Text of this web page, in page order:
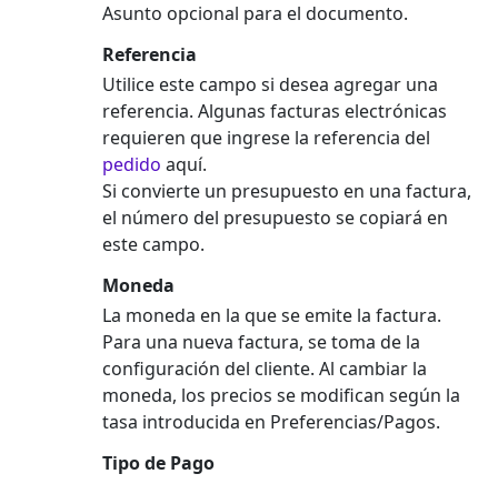
Asunto opcional para el documento.
Referencia
Utilice este campo si desea agregar una
referencia. Algunas facturas electrónicas
requieren que ingrese la referencia del
pedido aquí.
Si convierte un presupuesto en una factura,
el número del presupuesto se copiará en
este campo.
Moneda
La moneda en la que se emite la factura.
Para una nueva factura, se toma de la
configuración del cliente. Al cambiar la
moneda, los precios se modifican según la
tasa introducida en Preferencias/Pagos.
Tipo de Pago